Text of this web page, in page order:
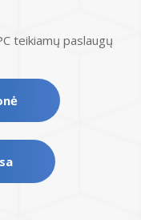
teikiamų paslaugų